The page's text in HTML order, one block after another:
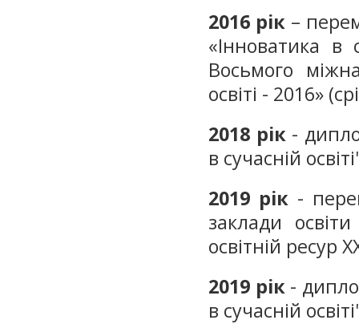
2016 рік –
«Інноватика в
Восьмого
освіті - 2016»
2018 рік-
в сучасній
2019 рік -
заклади
освітній ресур
2019 рік-
в сучасній